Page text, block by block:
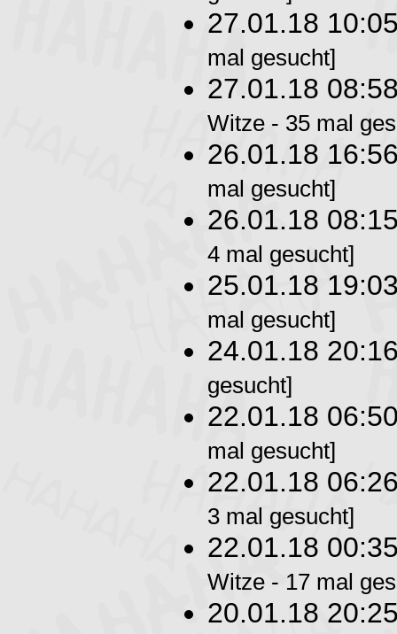
27.01.18
mal gesucht]
27.01.18
Witze - 35 mal
26.01.18
mal gesucht]
26.01.18
4 mal gesucht]
25.01.18
mal gesucht]
24.01.18
gesucht]
22.01.18
mal gesucht]
22.01.18
3 mal gesucht]
22.01.18
Witze - 17 mal
20.01.18